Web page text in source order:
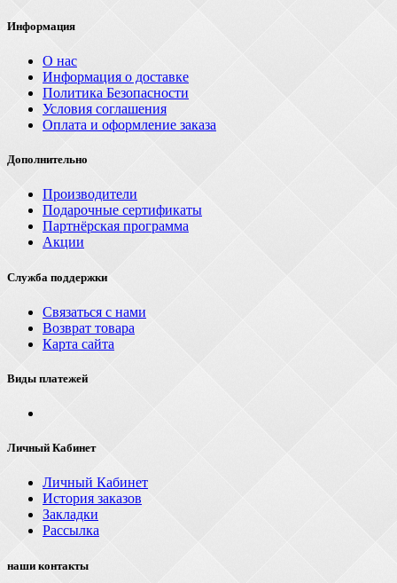
Информация
О нас
Информация о доставке
Политика Безопасности
Условия соглашения
Оплата и оформление заказа
Дополнительно
Производители
Подарочные сертификаты
Партнёрская программа
Акции
Служба поддержки
Связаться с нами
Возврат товара
Карта сайта
Виды платежей
Личный Кабинет
Личный Кабинет
История заказов
Закладки
Рассылка
наши контакты